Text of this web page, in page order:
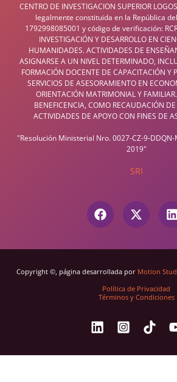
CENTRO DE INVESTIGACION SUPERIOR
legalmente constituida en la República
1792998085001 y código de verificación:
INVESTIGACIÓN Y DESARROLLO EN
HUMANIDADES. ACTIVIDADES DE
ASIGNARSE A UN NIVEL DETERMINADO,
FORMACIÓN DOCENTE DE CAPACITACIÓN Y
SERVICIOS DE ASESORAMIENTO EN
ORIENTACIÓN MATRIMONIAL Y
BENEFICENCIA, COMO RECAUDACIÓN
ACTIVIDADES DE APOYO CON FINES DE
"Resolución Ministerial Nro. 0027-CZ-9-
2019"
SRI
Copyright ©, página desarrollada por Motion
Política de Privacidad
Términos y Condiciones